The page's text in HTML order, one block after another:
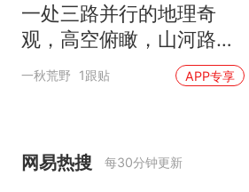
一处三路并行的地理奇
观，高空俯瞰，山河路网
交织场面壮阔无比
一秋荒野 1跟贴 APP专享
网易热搜 每30分钟更新